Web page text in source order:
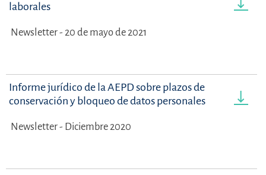
laborales
Newsletter - 20 de mayo de 2021
Informe jurídico de la AEPD sobre plazos de
conservación y bloqueo de datos personales
Newsletter - Diciembre 2020